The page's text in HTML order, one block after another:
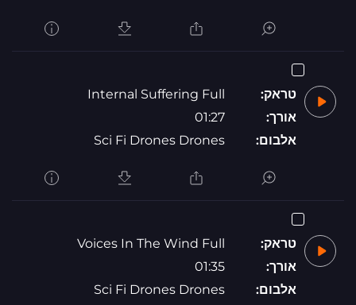
טראק:
Internal Suffering Full
אורך:
01:27
אלבום:
Sci Fi Drones Drones
טראק:
Voices In The Wind Full
אורך:
01:35
אלבום:
Sci Fi Drones Drones